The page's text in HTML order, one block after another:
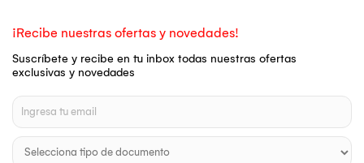
¡Recibe nuestras ofertas y novedades!
Suscríbete y recibe en tu inbox todas nuestras ofertas
exclusivas y novedades